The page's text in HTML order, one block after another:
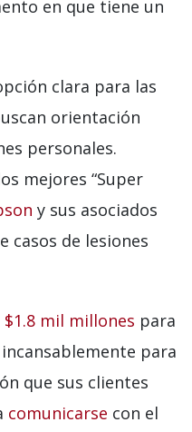
en que tiene un
clara para las
orientación
personales.
mejores “Super
y sus asociados
casos de lesiones
$1.8 mil millones para
para
que sus clientes
comunicarse con el